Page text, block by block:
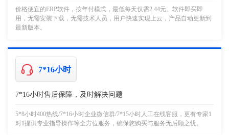
价格便宜的ERP软件，按年付模式，最低每天仅需2.44元。软件即买即
用，无需安装下载，无需技术人员，用户快速实现上云，产品自动更新到
最新版本。
7*16小时
7*16小时售后保障，及时解决问题
5*8小时400热线/7*16小时企业微信群/7*15小时人工在线客服，更有专家1
对1提供专业指导操作等全方位服务，确保您购买与服务无后顾之忧。